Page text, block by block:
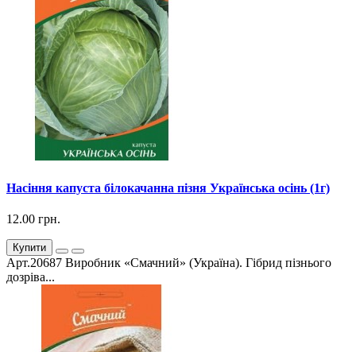
Насіння капуста білокачанна пізня Українська осінь (1г)
12.00 грн.
Купити
Арт.20687 Виробник «Смачний» (Україна). Гібрид пізнього
дозріва...